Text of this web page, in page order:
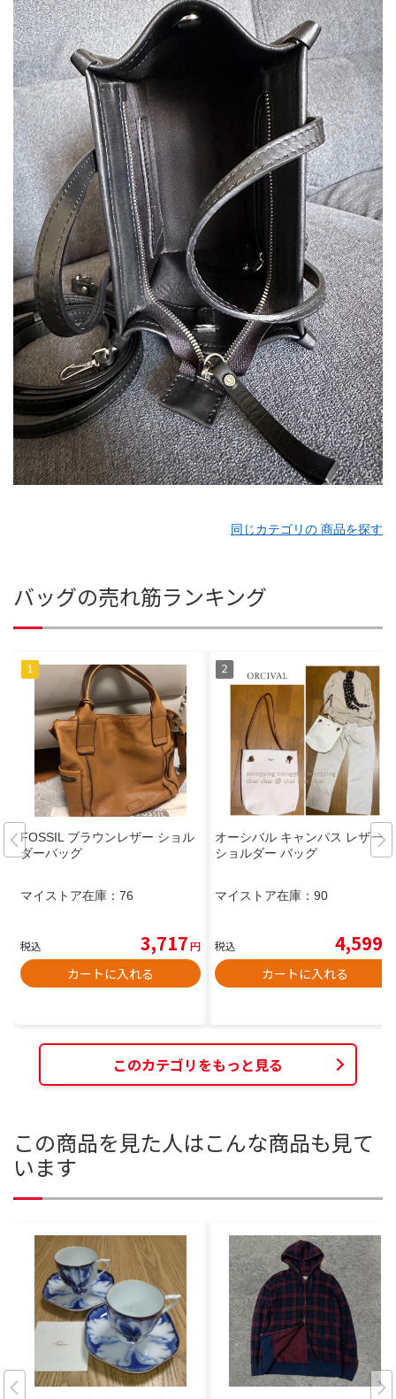
同じカテゴリの 商品を探す
バッグの売れ筋ランキング
FOSSIL ブラウンレザー ショル
ダーバッグ
マイストア在庫： 76
税込 3,717円
カートに入れる
オーシバル キャンパス レザー
ショルダー バッグ
マイストア在庫： 90
税込 4,599
カートに入れる
このカテゴリをもっと見る
この商品を見た人はこんな商品も見て
います